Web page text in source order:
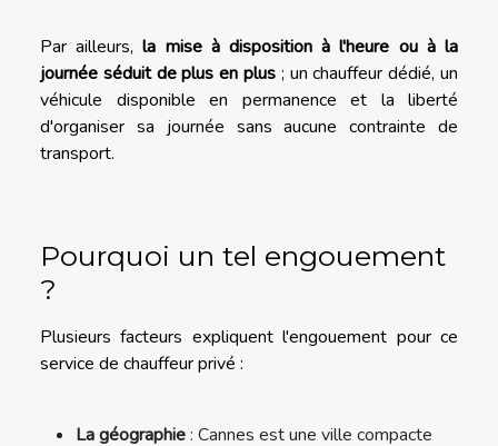
Par ailleurs, la mise à disposition à l'heure ou à la
journée séduit de plus en plus ; un chauffeur dédié, un
véhicule disponible en permanence et la liberté
d'organiser sa journée sans aucune contrainte de
transport.
Pourquoi un tel engouement
?
Plusieurs facteurs expliquent l'engouement pour ce
service de chauffeur privé :
La géographie: Cannes est une ville compacte